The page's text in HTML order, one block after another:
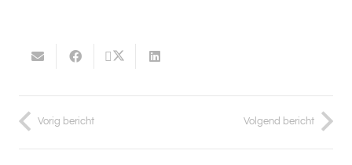
Vorig bericht Volgend bericht